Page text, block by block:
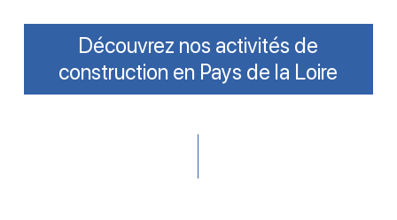
Découvrez nos activités de
construction en Pays de la Loire